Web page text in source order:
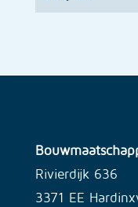
Rivierdijk 636
3371 EE